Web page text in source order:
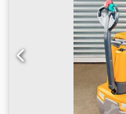
(nicht kreidend),
C20 Niederhubwagen
Daten: Jungheinrich
Betriebsstunden (h):
700 / 2000 Gabellänge
Bereifung vorne:
Polyurethan Batterie-
150 Batterie-